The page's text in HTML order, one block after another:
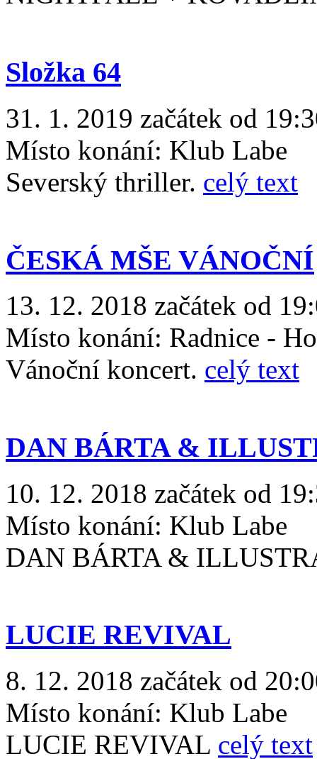
Složka 64
31. 1. 2019 začátek od
Místo konání: Klub Labe
Severský thriller. celý text
ČESKÁ MŠE VÁNOČNÍ
13. 12. 2018 začátek od
Místo konání: Radnice -
Vánoční koncert. celý text
DAN BÁRTA &
10. 12. 2018 začátek od
Místo konání: Klub Labe
DAN BÁRTA &
LUCIE REVIVAL
8. 12. 2018 začátek od
Místo konání: Klub Labe
LUCIE REVIVAL celý text